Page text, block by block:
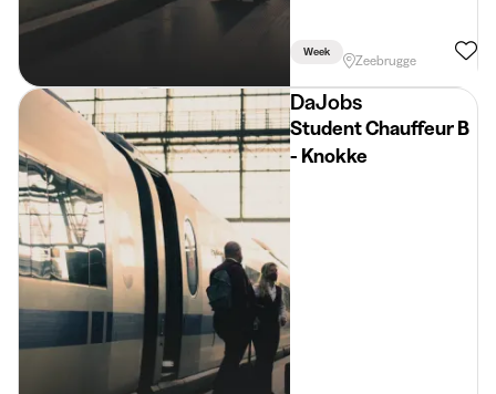
Week
Zeebrugge
DaJobs
Student Chauffeur B
- Knokke